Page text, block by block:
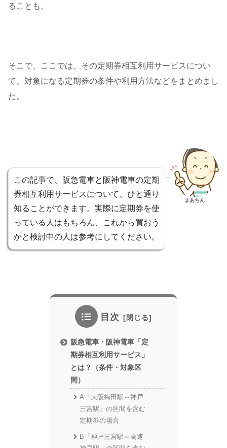
ることも。
そこで、ここでは、その定期券相互利用サービスについ
て、対象になる定期券の条件や利用方法などをまとめまし
た。
この記事で、阪急電車と阪神電車の定期
券相互利用サービスについて、ひと通り
知ることができます。実際に定期券を使
っている人はもちろん、これから買おう
かと検討中の人は参考にしてください。
まあちん
目次
阪急電車・阪神電車「定
期券相互利用サービス」
とは？（条件・対象区
間）
A「大阪梅田駅～神戸
三宮駅」の区間を含む
定期券の場合
B「神戸三宮駅～高速